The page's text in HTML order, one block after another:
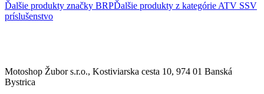
Ďalšie produkty značky BRPĎalšie produkty z kategórieATV SSV
príslušenstvo
Motoshop Žubor s.r.o., Kostiviarska cesta 10, 974 01 Banská
Bystrica